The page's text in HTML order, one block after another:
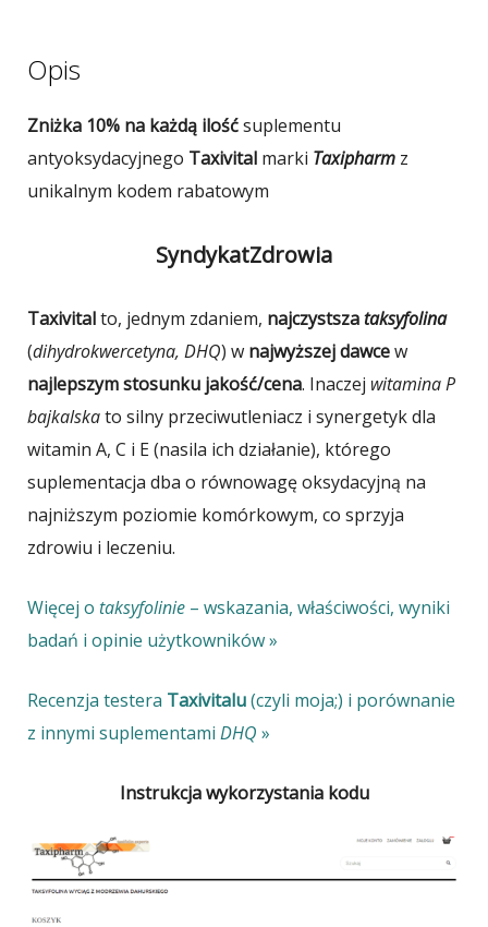
Opis
Zniżka 10% na każdą ilośćsuplementu
antyoksydacyjnego Taxivital marki Taxipharm z
unikalnym kodem rabatowym
SyndykatZdrowia
Taxivitalto, jednym zdaniem, najczystszataksyfolina
(dihydrokwercetyna, DHQ) w najwyższej dawcew
najlepszym stosunku jakość/cena. Inaczej witamina P
bajkalskato silny przeciwutleniacz i synergetyk dla
witamin A, C i E (nasila ich działanie), którego
suplementacja dba o równowagę oksydacyjną na
najniższym poziomie komórkowym, co sprzyja
zdrowiu i leczeniu.
Więcej o taksyfolinie – wskazania, właściwości, wyniki
badań i opinie użytkowników »
Recenzja testera Taxivitalu(czyli moja;) i porównanie
z innymi suplementami DHQ »
Instrukcja wykorzystania kodu